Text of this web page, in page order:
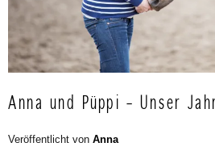
Anna und Püppi – Unser
Veröffentlicht von Anna